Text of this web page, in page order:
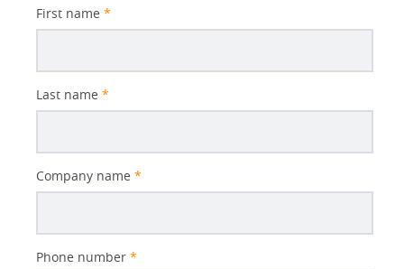
First name *
Last name *
Company name *
Phone number *